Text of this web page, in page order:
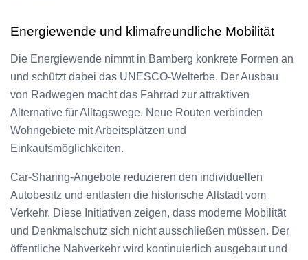
Energiewende und klimafreundliche Mobilität
Die Energiewende nimmt in Bamberg konkrete Formen an
und schützt dabei das UNESCO-Welterbe. Der Ausbau
von Radwegen macht das Fahrrad zur attraktiven
Alternative für Alltagswege. Neue Routen verbinden
Wohngebiete mit Arbeitsplätzen und
Einkaufsmöglichkeiten.
Car-Sharing-Angebote reduzieren den individuellen
Autobesitz und entlasten die historische Altstadt vom
Verkehr. Diese Initiativen zeigen, dass moderne Mobilität
und Denkmalschutz sich nicht ausschließen müssen. Der
öffentliche Nahverkehr wird kontinuierlich ausgebaut und